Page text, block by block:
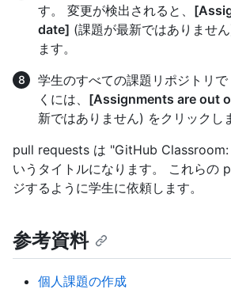
す。 変更が検出されると、
date] (課題が最新ではありませ
ます。
学生のすべての課題リポジトリ
くには、 [Assignments are out
新ではありません) をクリックし
pull requests は "GitHub Classroom:
いうタイトルになります。 これらの
ジするように学生に依頼します。
参考資料
個人課題の作成